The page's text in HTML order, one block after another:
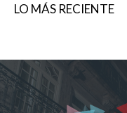
LO MÁS RECIENTE